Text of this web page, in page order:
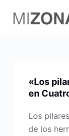
S
a
«Los
en
Los
de los